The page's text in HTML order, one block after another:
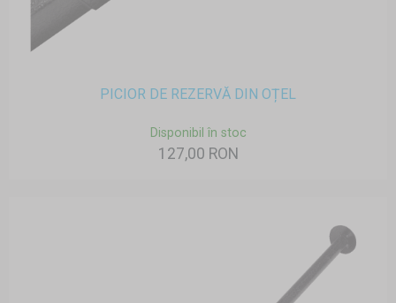
PICIOR DE REZERVĂ DIN OȚEL
Disponibil în stoc
127,00 RON